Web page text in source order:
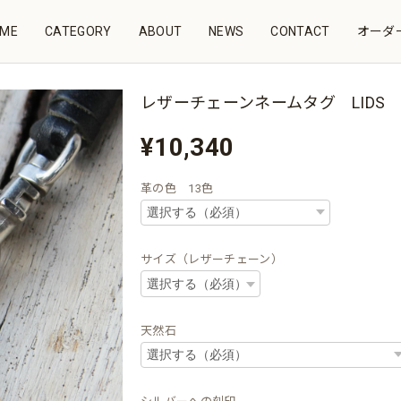
CATEGORY ABOUT NEWS CONTACT オーダ
レザーチェーンネームタグ LIDS
¥10,340
革の色 13色
サイズ（レザーチェーン）
天然石